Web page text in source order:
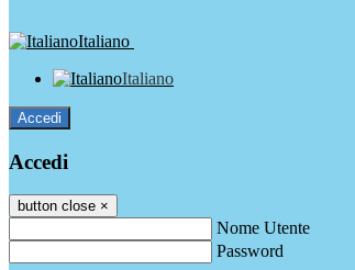
Italiano
Italiano
Accedi
Accedi
button close ×
Nome Utente
Password